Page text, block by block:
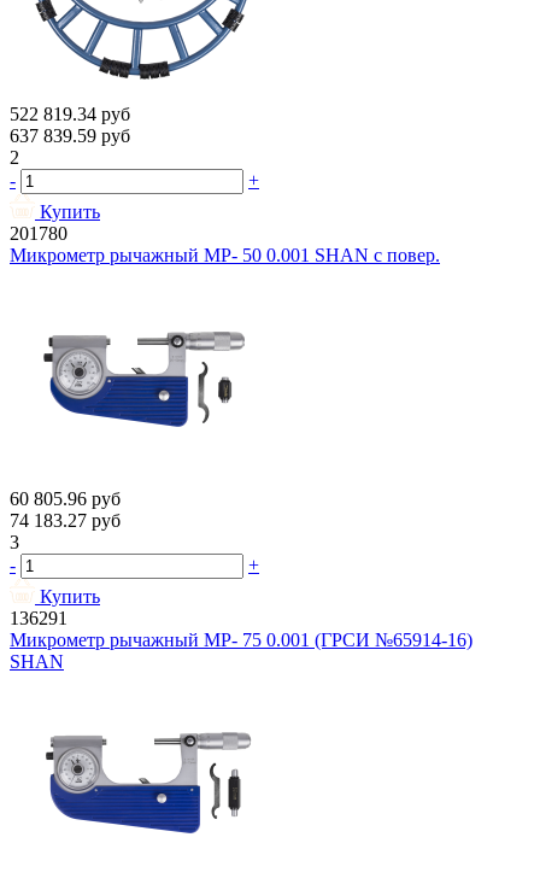
522 819.34 руб
637 839.59 руб
2
-
+
Купить
201780
Микрометр рычажный МР- 50 0.001 SHAN с повер.
60 805.96 руб
74 183.27 руб
3
-
+
Купить
136291
Микрометр рычажный МР- 75 0.001 (ГРСИ №65914-16)
SHAN